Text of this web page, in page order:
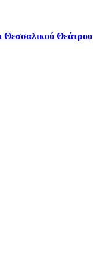
Θεάτρου